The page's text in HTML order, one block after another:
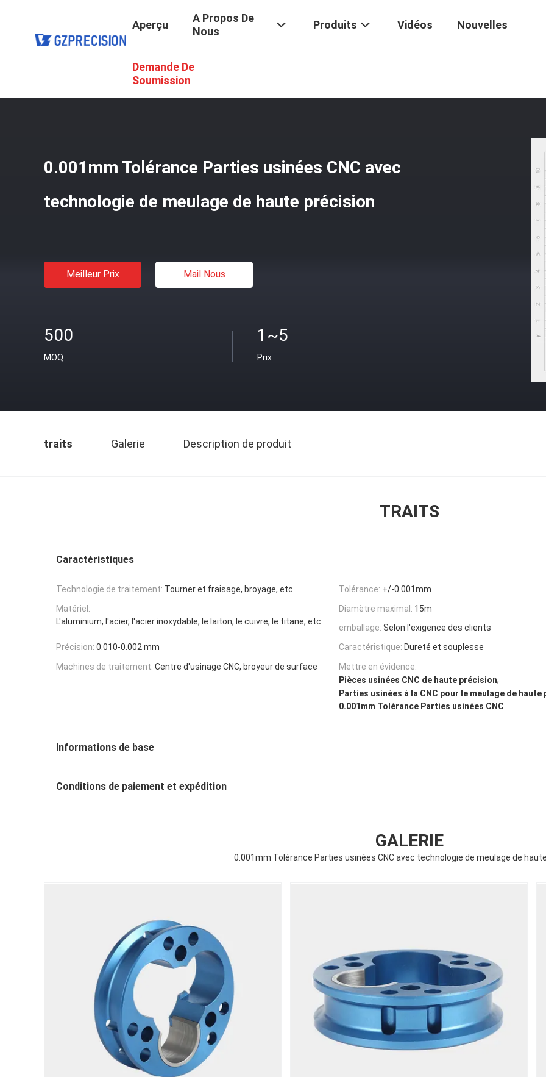
Aperçu
A Propos De
Nous
Produits Vidéos Nouvelles
Demande De
Soumission
Parties Usinées À La CNC
0.001mm Tolérance Parties usinées CNC avec
technologie de meulage de haute précision
Meilleur Prix Mail Nous
500
MOQ
1~5
Prix
traits Galerie Description de produit
TRAITS
Caractéristiques
Technologie de traitement: Tourner et fraisage, broyage, etc. Tolérance: +/-0.001mm
Matériel:
L'aluminium, l'acier, l'acier inoxydable, le laiton, le cuivre, le titane, etc.
Diamètre maximal: 15m
emballage: Selon l'exigence des clients
Précision: 0.010-0.002 mm Caractéristique: Dureté et souplesse
Machines de traitement: Centre d'usinage CNC, broyeur de surface
Mettre en évidence:
Pièces usinées CNC de haute précision,
Parties usinées à la CNC pour le meulage de haute
0.001mm Tolérance Parties usinées CNC
Informations de base
Conditions de paiement et expédition
GALERIE
0.001mm Tolérance Parties usinées CNC avec technologie de meulage de